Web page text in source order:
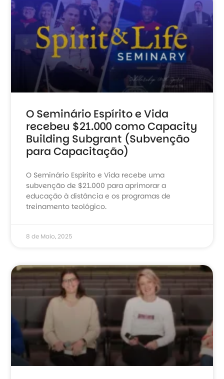
O Seminário Espírito e Vida
recebeu $21.000 como Capacity
Building Subgrant (Subvenção
para Capacitação)
O Seminário Espírito e Vida recebe uma
subvenção de $21.000 para aprimorar a
educação à distância e os programas de
treinamento teológico.
8 de Maio, 2025